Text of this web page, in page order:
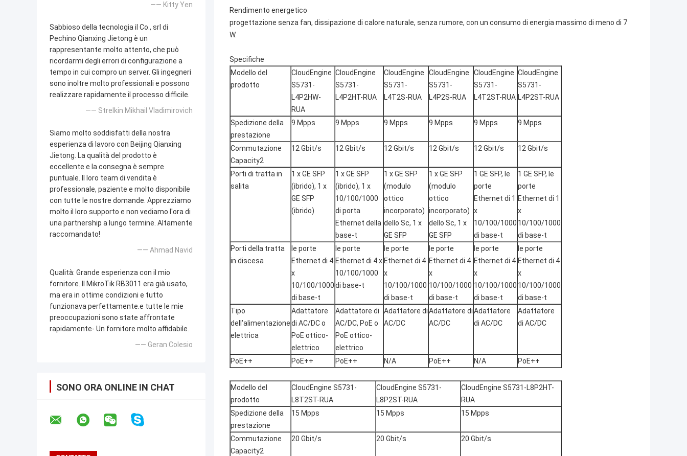
—— Kitty Yen
Sabbioso della tecnologia il Co., srl di
Pechino Qianxing Jietong è un
rappresentante molto attento, che può
ricordarmi degli errori di configurazione a
tempo in cui compro un server. Gli ingegneri
sono inoltre molto professionali e possono
realizzare rapidamente il processo difficile.
—— Strelkin Mikhail Vladimirovich
Siamo molto soddisfatti della nostra
esperienza di lavoro con Beijing Qianxing
Jietong. La qualità del prodotto è
eccellente e la consegna è sempre
puntuale. Il loro team di vendita è
professionale, paziente e molto disponibile
con tutte le nostre domande. Apprezziamo
molto il loro supporto e non vediamo l'ora di
una partnership a lungo termine. Altamente
raccomandato!
—— Ahmad Navid
Qualità: Grande esperienza con il mio
fornitore. Il MikroTik RB3011 era già usato,
ma era in ottime condizioni e tutto
funzionava perfettamente.e tutte le mie
preoccupazioni sono state affrontate
rapidamente- Un fornitore molto affidabile.
—— Geran Colesio
SONO ORA ONLINE IN CHAT
Rendimento energetico
progettazione senza fan, dissipazione di calore naturale, senza rumore, con un consumo di energia massimo di meno di 7
W.
Specifiche
Modello del
prodotto
CloudEngine
S5731-
L4P2HW-
RUA
CloudEngine
S5731-
L4P2HT-RUA
CloudEngine
S5731-
L4T2S-RUA
CloudEngine
S5731-
L4P2S-RUA
CloudEngine
S5731-
L4T2ST-RUA
CloudEngine
S5731-
L4P2ST-RUA
Spedizione della
prestazione
9 Mpps 9 Mpps 9 Mpps 9 Mpps 9 Mpps 9 Mpps
Commutazione
Capacity2
12 Gbit/s 12 Gbit/s 12 Gbit/s 12 Gbit/s 12 Gbit/s 12 Gbit/s
Porti di tratta in
salita
1 x GE SFP
(ibrido), 1 x
GE SFP
(ibrido)
1 x GE SFP
(ibrido), 1 x
10/100/1000
di porta
Ethernet della
base-t
1 x GE SFP
(modulo
ottico
incorporato)
dello Sc, 1 x
GE SFP
1 x GE SFP
(modulo
ottico
incorporato)
dello Sc, 1 x
GE SFP
1 GE SFP, le
porte
Ethernet di 1
x
10/100/1000
di base-t
1 GE SFP, le
porte
Ethernet di 1
x
10/100/1000
di base-t
Porti della tratta
in discesa
le porte
Ethernet di 4
x
10/100/1000
di base-t
le porte
Ethernet di 4 x
10/100/1000
di base-t
le porte
Ethernet di 4
x
10/100/1000
di base-t
le porte
Ethernet di 4
x
10/100/1000
di base-t
le porte
Ethernet di 4
x
10/100/1000
di base-t
le porte
Ethernet di 4
x
10/100/1000
di base-t
Tipo
dell'alimentazione
elettrica
Adattatore
di AC/DC o
PoE ottico-
elettrico
Adattatore di
AC/DC, PoE o
PoE ottico-
elettrico
Adattatore di
AC/DC
Adattatore di
AC/DC
Adattatore
di AC/DC
Adattatore
di AC/DC
PoE++ PoE++ PoE++ N/A PoE++ N/A PoE++
Modello del
prodotto
CloudEngine S5731-
L8T2ST-RUA
CloudEngine S5731-
L8P2ST-RUA
CloudEngine S5731-L8P2HT-
RUA
Spedizione della
prestazione
15 Mpps 15 Mpps 15 Mpps
Commutazione
Capacity2
20 Gbit/s 20 Gbit/s 20 Gbit/s